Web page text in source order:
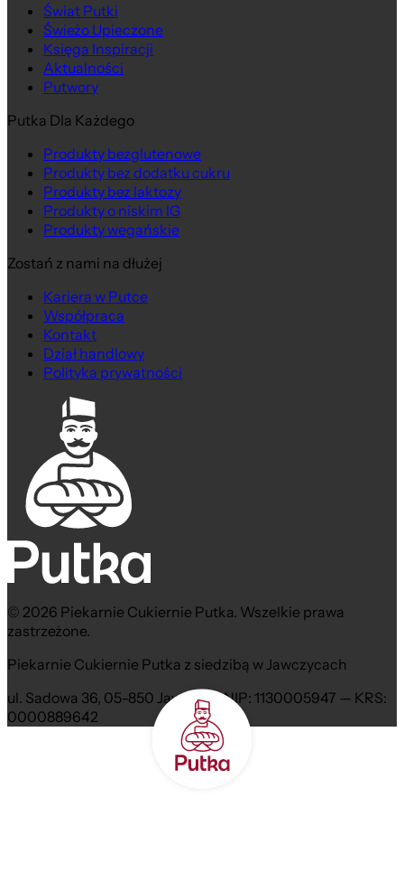
Świat Putki
Świeżo Upieczone
Księga Inspiracji
Aktualności
Putwory
Putka Dla Każdego
Produkty bezglutenowe
Produkty bez dodatku cukru
Produkty bez laktozy
Produkty o niskim IG
Produkty wegańskie
Zostań z nami na dłużej
Kariera w Putce
Współpraca
Kontakt
Dział handlowy
Polityka prywatności
© 2026 Piekarnie Cukiernie Putka. Wszelkie prawa
zastrzeżone.
Piekarnie Cukiernie Putka z siedzibą w Jawczycach
ul. Sadowa 36, 05-850 Jawczyce NIP: 1130005947 — KRS:
0000889642